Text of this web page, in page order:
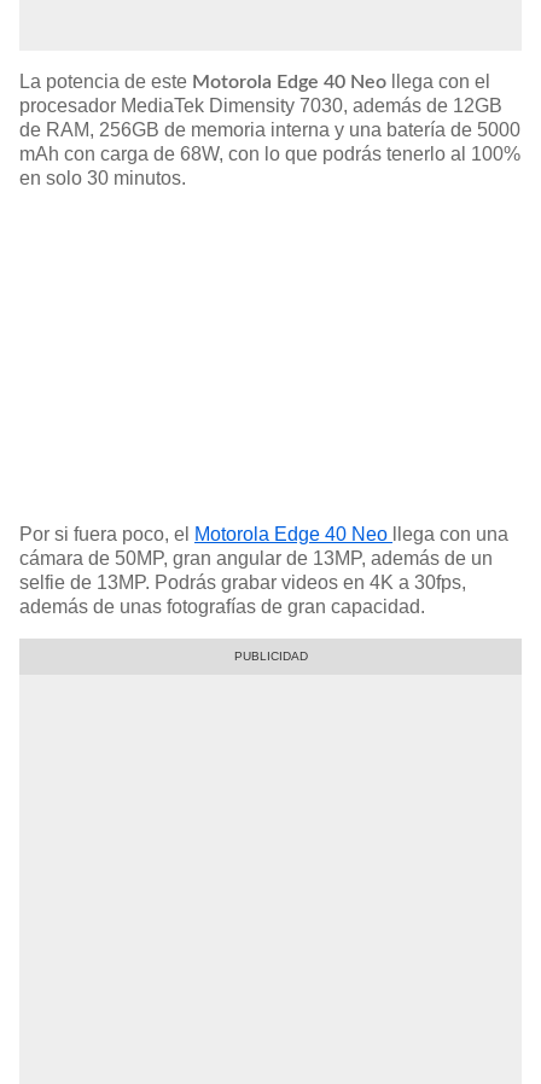
La potencia de este Motorola Edge 40 Neo llega con el
procesador MediaTek Dimensity 7030, además de 12GB
de RAM, 256GB de memoria interna y una batería de 5000
mAh con carga de 68W, con lo que podrás tenerlo al 100%
en solo 30 minutos.
Por si fuera poco, el Motorola Edge 40 Neo
llega con una
cámara de 50MP, gran angular de 13MP, además de un
selfie de 13MP. Podrás grabar videos en 4K a 30fps,
además de unas fotografías de gran capacidad.